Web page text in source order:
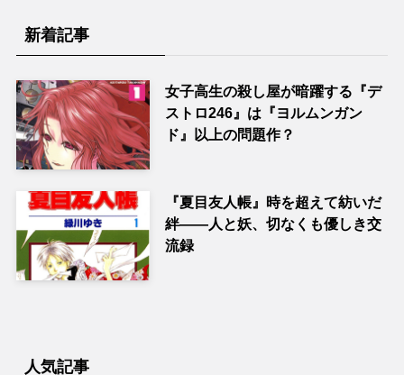
新着記事
女子高生の殺し屋が暗躍する『デ
ストロ246』は『ヨルムンガン
ド』以上の問題作？
『夏目友人帳』時を超えて紡いだ
絆――人と妖、切なくも優しき交
流録
人気記事